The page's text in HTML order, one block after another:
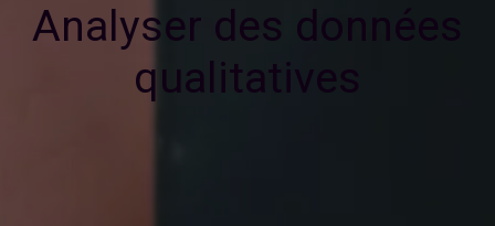
Analyser des données
qualitatives